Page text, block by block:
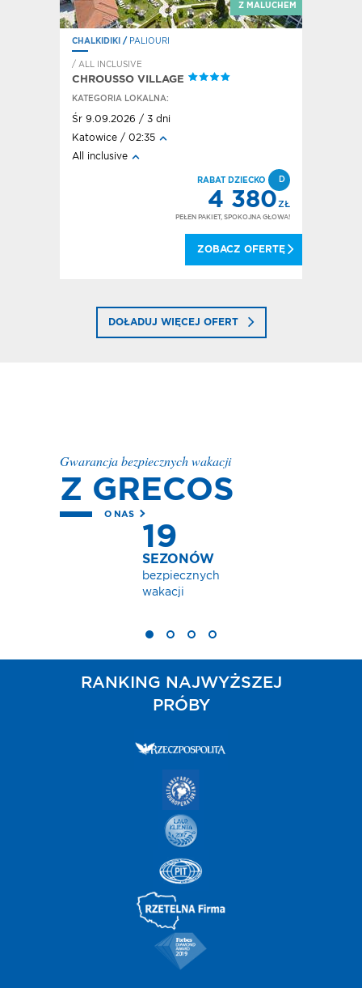
Z MALUCHEM
CHALKIDIKI / PALIOURI
/ ALL INCLUSIVE
CHROUSSO VILLAGE
KATEGORIA LOKALNA:
Śr 9.09.2026 / 3 dni
Katowice / 02:35
All inclusive
RABAT DZIECKO D
4 380ZŁ
PEŁEN PAKIET, SPOKOJNA GŁOWA!
ZOBACZ OFERTĘ
DOŁADUJ WIĘCEJ OFERT
Gwarancja bezpiecznych wakacji
Z GRECOS
O NAS
RANKING NAJWYŻSZEJ
PRÓBY